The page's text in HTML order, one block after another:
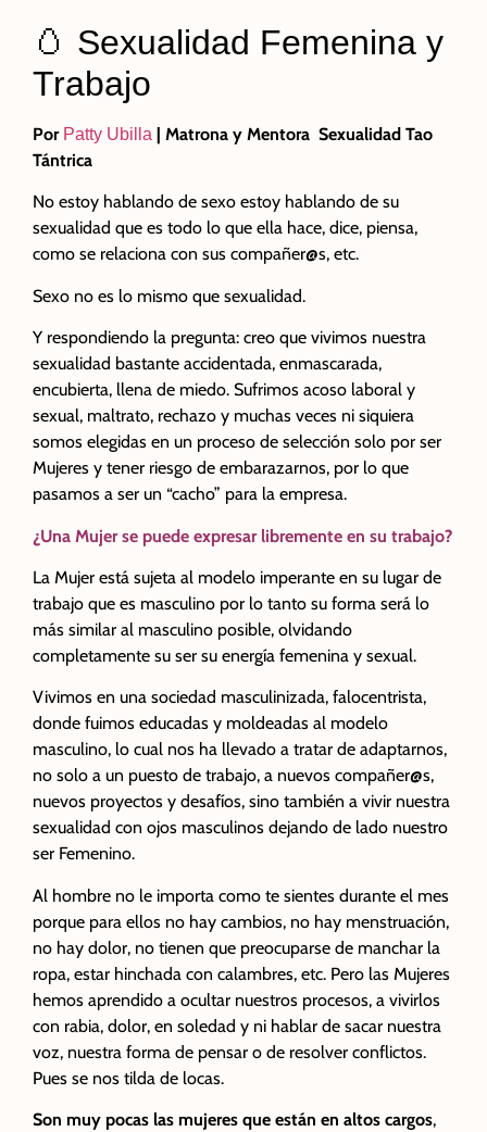
🥚 Sexualidad Femenina y
Trabajo
Por Patty Ubilla | Matrona y Mentora Sexualidad Tao
Tántrica
No estoy hablando de sexo estoy hablando de su
sexualidad que es todo lo que ella hace, dice, piensa,
como se relaciona con sus compañer@s, etc.
Sexo no es lo mismo que sexualidad.
Y respondiendo la pregunta: creo que vivimos nuestra
sexualidad bastante accidentada, enmascarada,
encubierta, llena de miedo. Sufrimos acoso laboral y
sexual, maltrato, rechazo y muchas veces ni siquiera
somos elegidas en un proceso de selección solo por ser
Mujeres y tener riesgo de embarazarnos, por lo que
pasamos a ser un “cacho” para la empresa.
¿Una Mujer se puede expresar libremente en su trabajo?
La Mujer está sujeta al modelo imperante en su lugar de
trabajo que es masculino por lo tanto su forma será lo
más similar al masculino posible, olvidando
completamente su ser su energía femenina y sexual.
Vivimos en una sociedad masculinizada, falocentrista,
donde fuimos educadas y moldeadas al modelo
masculino, lo cual nos ha llevado a tratar de adaptarnos,
no solo a un puesto de trabajo, a nuevos compañer@s,
nuevos proyectos y desafíos, sino también a vivir nuestra
sexualidad con ojos masculinos dejando de lado nuestro
ser Femenino.
Al hombre no le importa como te sientes durante el mes
porque para ellos no hay cambios, no hay menstruación,
no hay dolor, no tienen que preocuparse de manchar la
ropa, estar hinchada con calambres, etc. Pero las Mujeres
hemos aprendido a ocultar nuestros procesos, a vivirlos
con rabia, dolor, en soledad y ni hablar de sacar nuestra
voz, nuestra forma de pensar o de resolver conflictos.
Pues se nos tilda de locas.
Son muy pocas las mujeres que están en altos cargos,